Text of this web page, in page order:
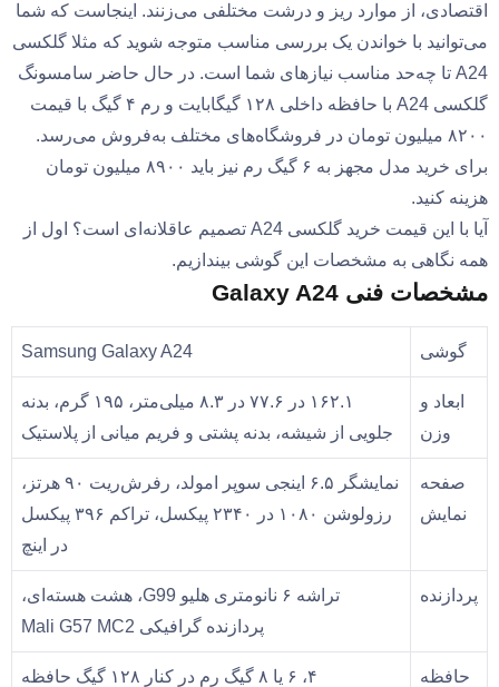
اقتصادی، از موارد ریز و درشت مختلفی می‌زنند. اینجاست که شما
می‌توانید با خواندن یک بررسی مناسب متوجه شوید که مثلا گلکسی
A24 تا چه‌حد مناسب نیازهای شما است. در حال حاضر سامسونگ
گلکسی A24 با حافظه داخلی ۱۲۸ گیگابایت و رم ۴ گیگ با قیمت
۸۲۰۰ میلیون تومان در فروشگاه‌های مختلف به‌فروش می‌رسد.
برای خرید مدل مجهز به ۶ گیگ رم نیز باید ۸۹۰۰ میلیون تومان
هزینه کنید.
آیا با این قیمت خرید گلکسی A24 تصمیم عاقلانه‌ای است؟ اول از
همه نگاهی به مشخصات این گوشی بیندازیم.
مشخصات فنی Galaxy A24
گوشی Samsung Galaxy A24
ابعاد و
وزن
۱۶۲.۱ در ۷۷.۶ در ۸.۳ میلی‌متر، ۱۹۵ گرم، بدنه
جلویی از شیشه، بدنه پشتی و فریم میانی از پلاستیک
صفحه
نمایش
نمایشگر ۶.۵ اینجی سوپر امولد، رفرش‌ریت ۹۰ هرتز،
رزولوشن ۱۰۸۰ در ۲۳۴۰ پیکسل، تراکم ۳۹۶ پیکسل
در اینچ
پردازنده
تراشه ۶ نانومتری هلیو G99، هشت هسته‌ای،
پردازنده گرافیکی Mali G57 MC2
حافظه
۴، ۶ یا ۸ گیگ رم در کنار ۱۲۸ گیگ حافظه